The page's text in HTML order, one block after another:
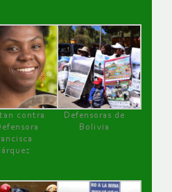
contra
Defensoras de
Bolivia